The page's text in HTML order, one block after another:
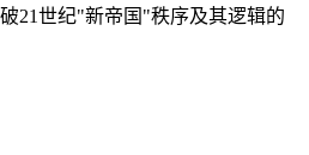
21世纪"新帝国"秩序及其逻辑的